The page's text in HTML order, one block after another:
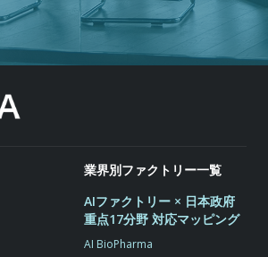
業界別ファクトリー一覧
AIファクトリー × 日本政府
重点17分野 対応マッピング
AI BioPharma